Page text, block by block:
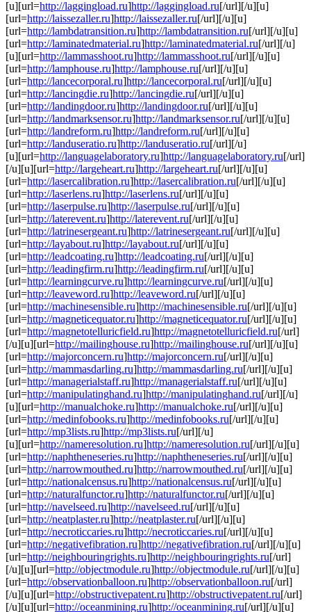
[u][url=http://laggingload.ru]http://laggingload.ru[/url][/u][u]
[url=http://laissezaller.ru]http://laissezaller.ru[/url][/u][u]
[url=http://lambdatransition.ru]http://lambdatransition.ru[/url][/u][u]
[url=http://laminatedmaterial.ru]http://laminatedmaterial.ru[/url][/u]
[u][url=http://lammasshoot.ru]http://lammasshoot.ru[/url][/u][u]
[url=http://lamphouse.ru]http://lamphouse.ru[/url][/u][u]
[url=http://lancecorporal.ru]http://lancecorporal.ru[/url][/u][u]
[url=http://lancingdie.ru]http://lancingdie.ru[/url][/u][u]
[url=http://landingdoor.ru]http://landingdoor.ru[/url][/u][u]
[url=http://landmarksensor.ru]http://landmarksensor.ru[/url][/u][u]
[url=http://landreform.ru]http://landreform.ru[/url][/u][u]
[url=http://landuseratio.ru]http://landuseratio.ru[/url][/u]
[u][url=http://languagelaboratory.ru]http://languagelaboratory.ru[/url]
[/u][u][url=http://largeheart.ru]http://largeheart.ru[/url][/u][u]
[url=http://lasercalibration.ru]http://lasercalibration.ru[/url][/u][u]
[url=http://laserlens.ru]http://laserlens.ru[/url][/u][u]
[url=http://laserpulse.ru]http://laserpulse.ru[/url][/u][u]
[url=http://laterevent.ru]http://laterevent.ru[/url][/u][u]
[url=http://latrinesergeant.ru]http://latrinesergeant.ru[/url][/u][u]
[url=http://layabout.ru]http://layabout.ru[/url][/u][u]
[url=http://leadcoating.ru]http://leadcoating.ru[/url][/u][u]
[url=http://leadingfirm.ru]http://leadingfirm.ru[/url][/u][u]
[url=http://learningcurve.ru]http://learningcurve.ru[/url][/u][u]
[url=http://leaveword.ru]http://leaveword.ru[/url][/u][u]
[url=http://machinesensible.ru]http://machinesensible.ru[/url][/u][u]
[url=http://magneticequator.ru]http://magneticequator.ru[/url][/u][u]
[url=http://magnetotelluricfield.ru]http://magnetotelluricfield.ru[/url]
[/u][u][url=http://mailinghouse.ru]http://mailinghouse.ru[/url][/u][u]
[url=http://majorconcern.ru]http://majorconcern.ru[/url][/u][u]
[url=http://mammasdarling.ru]http://mammasdarling.ru[/url][/u][u]
[url=http://managerialstaff.ru]http://managerialstaff.ru[/url][/u][u]
[url=http://manipulatinghand.ru]http://manipulatinghand.ru[/url][/u]
[u][url=http://manualchoke.ru]http://manualchoke.ru[/url][/u][u]
[url=http://medinfobooks.ru]http://medinfobooks.ru[/url][/u][u]
[url=http://mp3lists.ru]http://mp3lists.ru[/url][/u]
[u][url=http://nameresolution.ru]http://nameresolution.ru[/url][/u][u]
[url=http://naphtheneseries.ru]http://naphtheneseries.ru[/url][/u][u]
[url=http://narrowmouthed.ru]http://narrowmouthed.ru[/url][/u][u]
[url=http://nationalcensus.ru]http://nationalcensus.ru[/url][/u][u]
[url=http://naturalfunctor.ru]http://naturalfunctor.ru[/url][/u][u]
[url=http://navelseed.ru]http://navelseed.ru[/url][/u][u]
[url=http://neatplaster.ru]http://neatplaster.ru[/url][/u][u]
[url=http://necroticcaries.ru]http://necroticcaries.ru[/url][/u][u]
[url=http://negativefibration.ru]http://negativefibration.ru[/url][/u][u]
[url=http://neighbouringrights.ru]http://neighbouringrights.ru[/url]
[/u][u][url=http://objectmodule.ru]http://objectmodule.ru[/url][/u][u]
[url=http://observationballoon.ru]http://observationballoon.ru[/url]
[/u][u][url=http://obstructivepatent.ru]http://obstructivepatent.ru[/url]
[/u][u][url=http://oceanmining.ru]http://oceanmining.ru[/url][/u][u]